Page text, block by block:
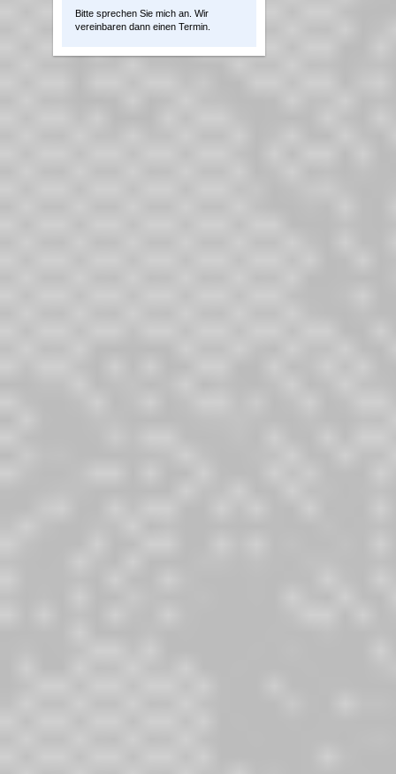
Bitte sprechen Sie mich an. Wir
vereinbaren dann einen Termin.